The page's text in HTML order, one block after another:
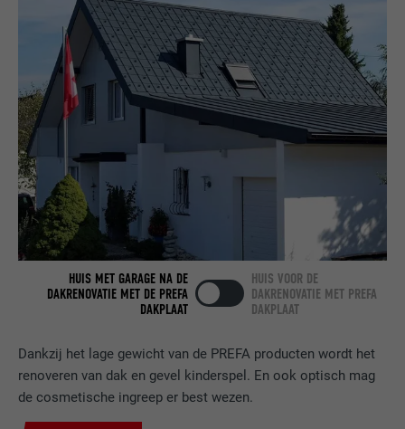
Dankzij het lage gewicht van de PREFA producten wordt het
renoveren van dak en gevel kinderspel. En ook optisch mag
de cosmetische ingreep er best wezen.
HUIS MET GARAGE NA DE
DAKRENOVATIE MET DE PREFA
DAKPLAAT
HUIS VOOR DE
DAKRENOVATIE MET PREFA
DAKPLAAT
NAAM bcookie
AANBIEDER LinkedIn
VERVALTIJD 2 jaar
DOEL
Gebruikt door de socialnetworking-dienst
LinkedIn voor het volgen van het gebruik
van ingebedde diensten.
NAAM bscookie
AANBIEDER LinkedIn
2 jaar
DOEL
Gebruikt door de socialnetworking-dienst
LinkedIn voor het volgen van het gebruik
van ingebedde diensten.